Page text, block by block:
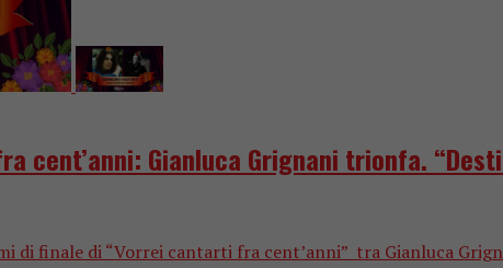
cent’anni: Gianluca Grignani trionfa.
di finale di “Vorrei cantarti fra cent’anni” tra Gianluca